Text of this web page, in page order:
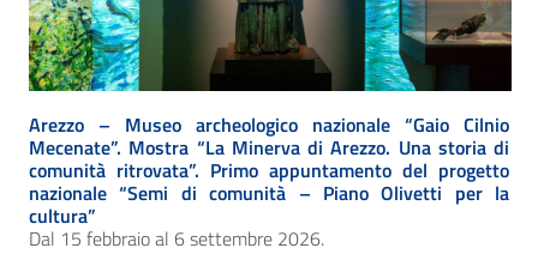
Arezzo – Museo archeologico nazionale “Gaio Cilnio
Mecenate”. Mostra “La Minerva di Arezzo. Una storia di
comunità ritrovata”. Primo appuntamento del progetto
nazionale “Semi di comunità – Piano Olivetti per la
cultura”
Dal 15 febbraio al 6 settembre 2026.